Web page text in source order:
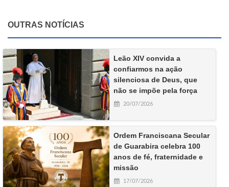
OUTRAS NOTÍCIAS
Leão XIV convida a
confiarmos na ação
silenciosa de Deus, que
não se impõe pela força
20/07/2026
Ordem Franciscana Secular
de Guarabira celebra 100
anos de fé, fraternidade e
missão
17/07/2026